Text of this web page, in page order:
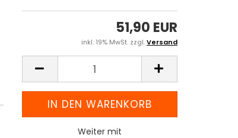
51,90 EUR
inkl. 19% MwSt. zzgl.Versand
Weiter mit